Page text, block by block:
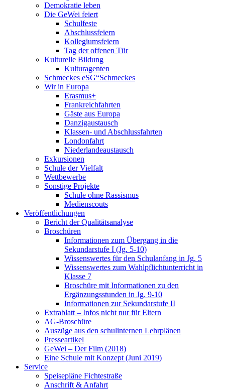
Demokratie leben
Die GeWei feiert
Schulfeste
Abschlussfeiern
Kollegiumsfeiern
Tag der offenen Tür
Kulturelle Bildung
Kulturagenten
Schmeckes eSG“Schmeckes
Wir in Europa
Erasmus+
Frankreichfahrten
Gäste aus Europa
Danzigaustausch
Klassen- und Abschlussfahrten
Londonfahrt
Niederlandeaustausch
Exkursionen
Schule der Vielfalt
Wettbewerbe
Sonstige Projekte
Schule ohne Rassismus
Medienscouts
Veröffentlichungen
Bericht der Qualitätsanalyse
Broschüren
Informationen zum Übergang in die
Sekundarstufe I (Jg. 5-10)
Wissenswertes für den Schulanfang in Jg. 5
Wissenswertes zum Wahlpflichtunterricht in
Klasse 7
Broschüre mit Informationen zu den
Ergänzungsstunden in Jg. 9-10
Informationen zur Sekundarstufe II
Extrablatt – Infos nicht nur für Eltern
AG-Broschüre
Auszüge aus den schulinternen Lehrplänen
Presseartikel
GeWei – Der Film (2018)
Eine Schule mit Konzept (Juni 2019)
Service
Speisepläne Fichtestraße
Anschrift & Anfahrt